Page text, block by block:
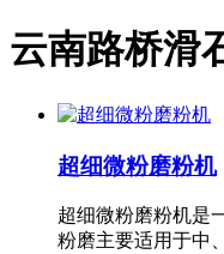
云南路桥滑
超细微粉磨粉机
超细微粉磨粉机是
粉磨主要适用于中